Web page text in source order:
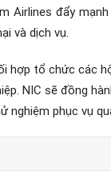
Airlines đẩy
và dịch vụ.
hợp tổ chức các
NIC sẽ đồng
nghiệm phục vụ